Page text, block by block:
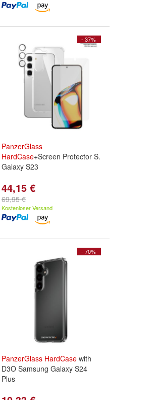
- 37%
PanzerGlass
HardCase+Screen Protector S.
Galaxy S23
44,15 €
69,95 €
Kostenloser Versand
- 70%
PanzerGlass HardCase with
D3O Samsung Galaxy S24
Plus